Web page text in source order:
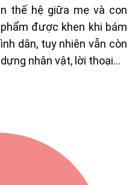
thế hệ giữa mẹ và con
được khen khi bám
dân, tuy nhiên vẫn còn
nhân vật, lời thoại...